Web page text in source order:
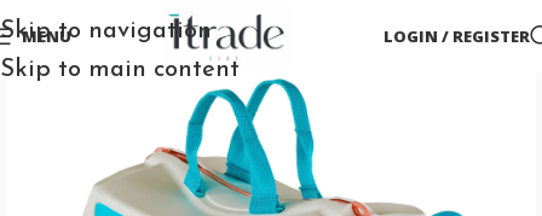
Skip to navigation
Skip to main content
MENU LOGIN / REGISTER